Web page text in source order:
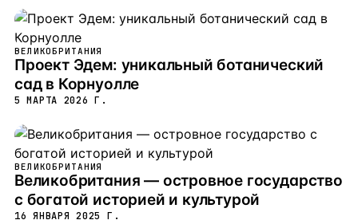
ВЕЛИКОБРИТАНИЯ
Проект Эдем: уникальный ботанический
сад в Корнуолле
5 МАРТА 2026 Г.
ВЕЛИКОБРИТАНИЯ
Великобритания — островное государство
с богатой историей и культурой
16 ЯНВАРЯ 2025 Г.